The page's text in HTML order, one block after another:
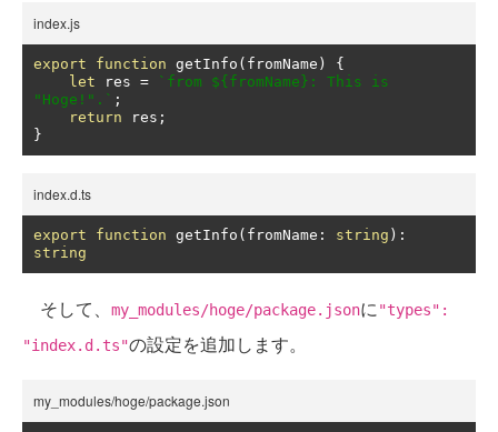
index.js
export function getInfo ( fromName )
{
let res =
`from ${fromName}: This is
"Hoge!".` ;
return res ;
}
index.d.ts
export function getInfo ( fromName : string ):
string
そして、 my_modules/hoge/package.jsonに"types":
"index.d.ts"の設定を追加します。
my_modules/hoge/package.json